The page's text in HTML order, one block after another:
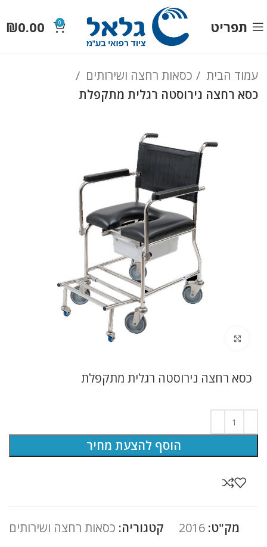
תפריט 0
₪0.00
עמוד הבית
כסאות רחצה ושירותים
כסא רחצה נירוסטה רגלית מתקפלת
כסא רחצה נירוסטה רגלית מתקפלת
הוסף להצעת מחיר
מק"ט: 2016 קטגוריה: כסאות רחצה ושירותים